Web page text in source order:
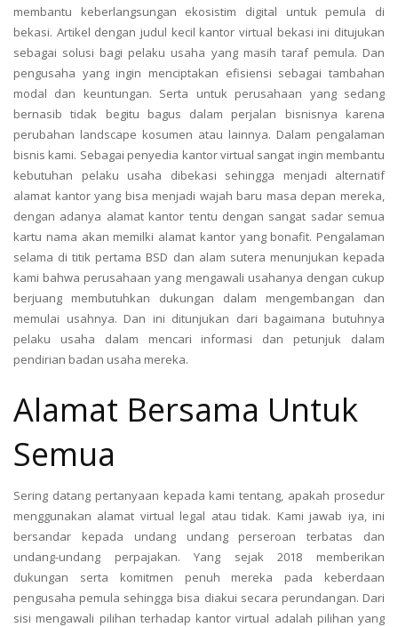
membantu keberlangsungan ekosistim digital untuk pemula di
bekasi. Artikel dengan judul kecil kantor virtual bekasi ini ditujukan
sebagai solusi bagi pelaku usaha yang masih taraf pemula. Dan
pengusaha yang ingin menciptakan efisiensi sebagai tambahan
modal dan keuntungan. Serta untuk perusahaan yang sedang
bernasib tidak begitu bagus dalam perjalan bisnisnya karena
perubahan landscape kosumen atau lainnya. Dalam pengalaman
bisnis kami. Sebagai penyedia kantor virtual sangat ingin membantu
kebutuhan pelaku usaha dibekasi sehingga menjadi alternatif
alamat kantor yang bisa menjadi wajah baru masa depan mereka,
dengan adanya alamat kantor tentu dengan sangat sadar semua
kartu nama akan memilki alamat kantor yang bonafit. Pengalaman
selama di titik pertama BSD dan alam sutera menunjukan kepada
kami bahwa perusahaan yang mengawali usahanya dengan cukup
berjuang membutuhkan dukungan dalam mengembangan dan
memulai usahnya. Dan ini ditunjukan dari bagaimana butuhnya
pelaku usaha dalam mencari informasi dan petunjuk dalam
pendirian badan usaha mereka.
Alamat Bersama Untuk
Semua
Sering datang pertanyaan kepada kami tentang, apakah prosedur
menggunakan alamat virtual legal atau tidak. Kami jawab iya, ini
bersandar kepada undang undang perseroan terbatas dan
undang-undang perpajakan. Yang sejak 2018 memberikan
dukungan serta komitmen penuh mereka pada keberdaan
pengusaha pemula sehingga bisa diakui secara perundangan. Dari
sisi mengawali pilihan terhadap kantor virtual adalah pilihan yang